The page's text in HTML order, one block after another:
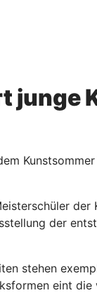
junge
der
stehen
eint die